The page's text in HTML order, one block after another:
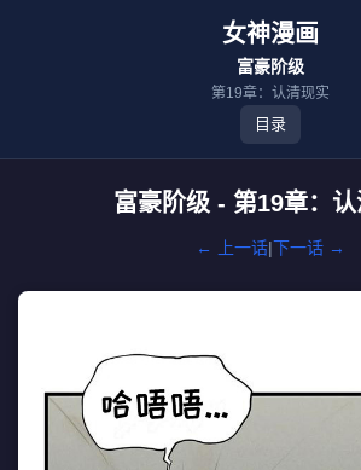
女神漫画
富豪阶级
第19章：认清现实
目录
富豪阶级 - 第19章：
← 上一话|下一话 →